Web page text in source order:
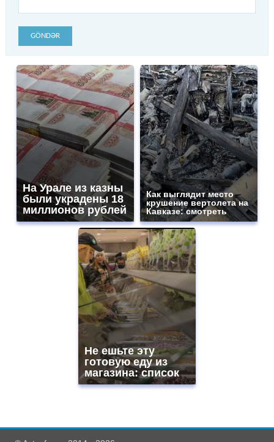
GÖNDƏR
На Урале из казны
были украдены 18
миллионов рублей
Как выглядит место
крушение вертолета на
Кавказе: смотреть
Не ешьте эту
готовую еду из
магазина: список